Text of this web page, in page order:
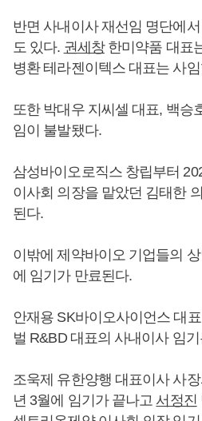
반면 사내이사 재선임 명단에
도 있다. 권세창한미약품 대표
병환 테라젠이텍스 대표는 사
또한 박대우 지씨셀 대표, 백승
임이 불발됐다.
삼성바이오로직스 창립부터
이사회 의장을 맡았던 김태한
된다.
이밖에 제약바이오 기업들의
에 임기가 만료된다.
안재용 SK바이오사이언스 대
벌 R&BD 대표의 사내이사 임
조욱제 유한양행 대표이사 사
년 3월에 임기가 끝나고 서정진